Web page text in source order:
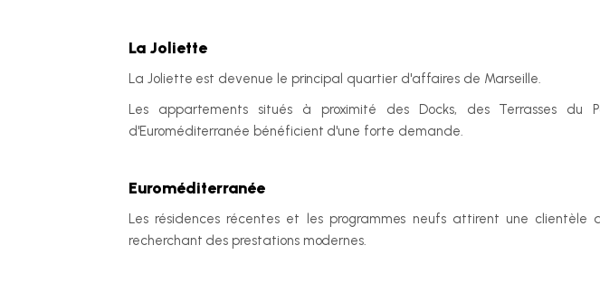
La Joliette
La Joliette est devenue le principal quartier d'affaires de Marseille.
Les appartements situés à proximité des Docks, des Terrasses du
d'Euroméditerranée bénéficient d'une forte demande.
Euroméditerranée
Les résidences récentes et les programmes neufs attirent une
recherchant des prestations modernes.